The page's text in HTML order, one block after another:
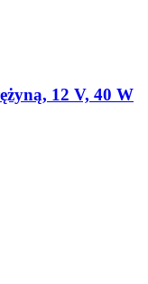
12 V, 40 W